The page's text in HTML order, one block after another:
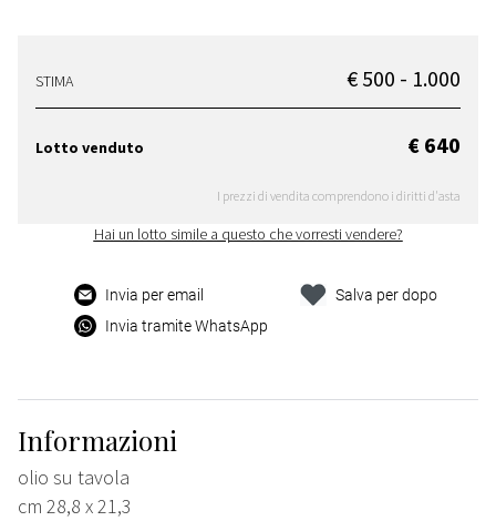
STIMA € 500 - 1.000
Lotto venduto € 640
I prezzi di vendita comprendono i diritti d'asta
Hai un lotto simile a questo che vorresti vendere?
Invia per email
Invia tramite WhatsApp
Salva per dopo
Informazioni
olio su tavola
cm 28,8 x 21,3